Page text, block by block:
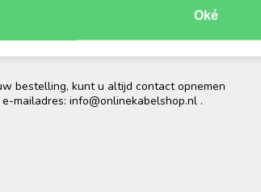
Oké
bestelling, kunt u altijd contact opnemen
mailadres: info@onlinekabelshop.nl .